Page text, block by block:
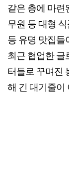
같은 층에 마련
무원 등 대형
등 유명 맛집들
최근 협업한 글
터들로 꾸며진
해 긴 대기줄이